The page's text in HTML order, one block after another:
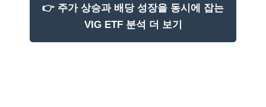
👉 주가 상승과 배당 성장을 동시에 잡는
VIG ETF 분석 더 보기